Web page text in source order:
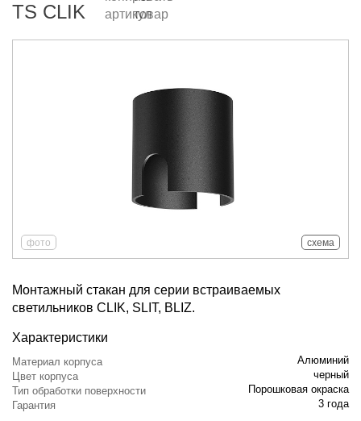
TS CLIK
фото схема
Монтажный стакан для серии встраиваемых
светильников CLIK, SLIT, BLIZ.
Характеристики
Материал корпуса
Алюминий
Цвет корпуса
черный
Тип обработки поверхности
Порошковая окраска
Гарантия
3 года